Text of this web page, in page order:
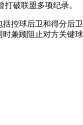
破联盟多项纪录。
控球后卫和得分
兼顾阻止对方关键